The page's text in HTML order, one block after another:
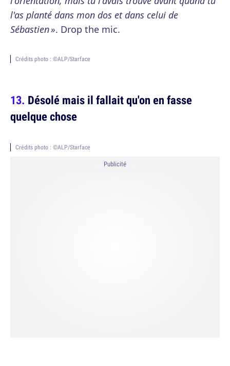
l'as planté dans mon dos et dans celui de
Sébastien ». Drop the mic.
Crédits photo : ©ALP/Starface
Désolé mais il fallait qu'on en fasse
quelque chose
Crédits photo : ©ALP/Starface
Publicité